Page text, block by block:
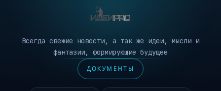
Всегда свежие новости, а так же идеи, мысли и
фантазии, формирующие будущее
ДОКУМЕНТЫ